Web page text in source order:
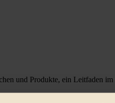
und Produkte, ein Leitfaden